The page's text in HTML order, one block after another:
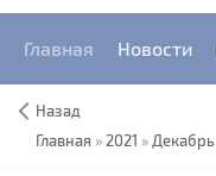
Главная Новости
Назад
Главная » 2021 » Декабрь